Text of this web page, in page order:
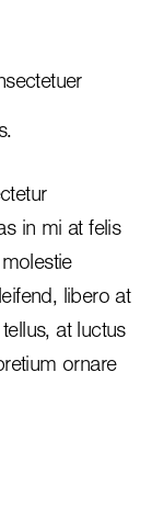
in mi at felis
libero at
at luctus
ornare